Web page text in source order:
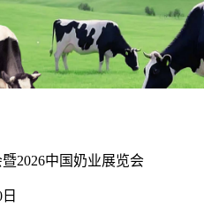
2026中国奶业展览会